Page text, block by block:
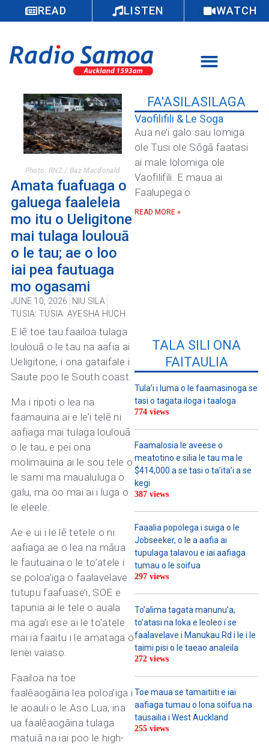
READ LISTEN WATCH
Photo: RNZ / Baz Macdonald
Amata fuafuaga o
galuega faaleleia
mo itu o Ueligitone
mai tulaga loulouā
o le tau; ae o loo
iai pea fautuaga
mo ogasami
JUNE 10, 2026
NIU SILA
TUSIA: TUSIA: AYESHA HUCH
E lē toe tau faailoa tulaga
loulouā o le tau na aafia ai
Ueligitone, i ona gataifale i
Saute poo le South coast.
Ma i ripoti o lea na
faamauina ai e le’i telē ni
aafiaga mai tulaga loulouā
o le tau, e pei ona
molimauina ai le sou tele o
le sami ma maualuluga o
galu, ma oo mai ai i luga o
le eleele.
Ae e ui i le lē tetele o ni
aafiaga ae o lea na māua
le fautuaina o le to’atele i
se poloa’iga o faalavelave
tutupu faafuase’i, SOE e
tapunia ai le tele o auala
ma aga’i ese ai le to’atele
mai ia faaitu i le amataga o
lenei vaiaso.
Faailoa na toe
faalēaogāina lea poloa’iga i
le aoauli o le Aso Lua, ina
ua faalēaogāina tulaga
matuiā na iai poo le high-
FA'ASILASILAGA
Vaofilifili & Le Soga
Aua ne’i galo sau lomiga
ole Tusi ole Sōgā faatasi
ai male lolomiga ole
Vaofilifili. E maua ai
Faalupega o
READ MORE »
TALA SILI ONA
FAITAULIA
Tula’i i luma o le faamasinoga se
tasi o tagata iloga i taaloga
774 views
Faamalosia le aveese o
meatotino e silia le tau ma le
$414,000 a se tasi o ta’ita’i a se
kegi
387 views
Faaalia popolega i suiga o le
Jobseeker, o le a aafia ai
tupulaga talavou e iai aafiaga
tumau o le soifua
297 views
To’alima tagata manunu’a,
to’atasi na loka e leoleo i se
faalavelave i Manukau Rd i le i le
taimi pisi o le taeao analeila
272 views
Toe maua se tamaitiiti e iai
aafiaga tumau o lona soifua na
tausailia i West Auckland
255 views